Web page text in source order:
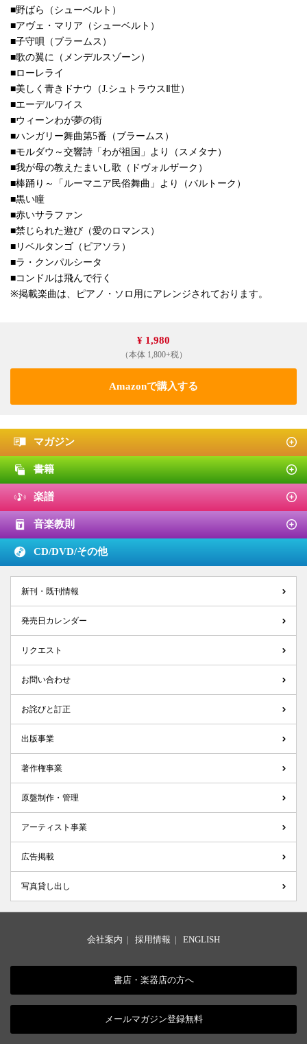
■野ばら（シューベルト）
■アヴェ・マリア（シューベルト）
■子守唄（ブラームス）
■歌の翼に（メンデルスゾーン）
■ローレライ
■美しく青きドナウ（J.シュトラウスⅡ世）
■エーデルワイス
■ウィーンわが夢の街
■ハンガリー舞曲第5番（ブラームス）
■モルダウ～交響詩「わが祖国」より（スメタナ）
■我が母の教えたまいし歌（ドヴォルザーク）
■棒踊り～「ルーマニア民俗舞曲」より（バルトーク）
■黒い瞳
■赤いサラファン
■禁じられた遊び（愛のロマンス）
■リベルタンゴ（ピアソラ）
■ラ・クンパルシータ
■コンドルは飛んで行く
※掲載楽曲は、ピアノ・ソロ用にアレンジされております。
¥ 1,980
（本体 1,800+税）
Amazonで購入する
マガジン
書籍
楽譜
音楽教則
CD/DVD/その他
新刊・既刊情報
発売日カレンダー
リクエスト
お問い合わせ
お詫びと訂正
出版事業
著作権事業
原盤制作・管理
アーティスト事業
広告掲載
写真貸し出し
会社案内 | 採用情報 | ENGLISH
書店・楽器店の方へ
メールマガジン登録無料